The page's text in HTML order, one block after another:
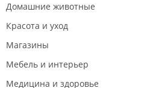
Домашние животные
Красота и уход
Магазины
Мебель и интерьер
Медицина и здоровье